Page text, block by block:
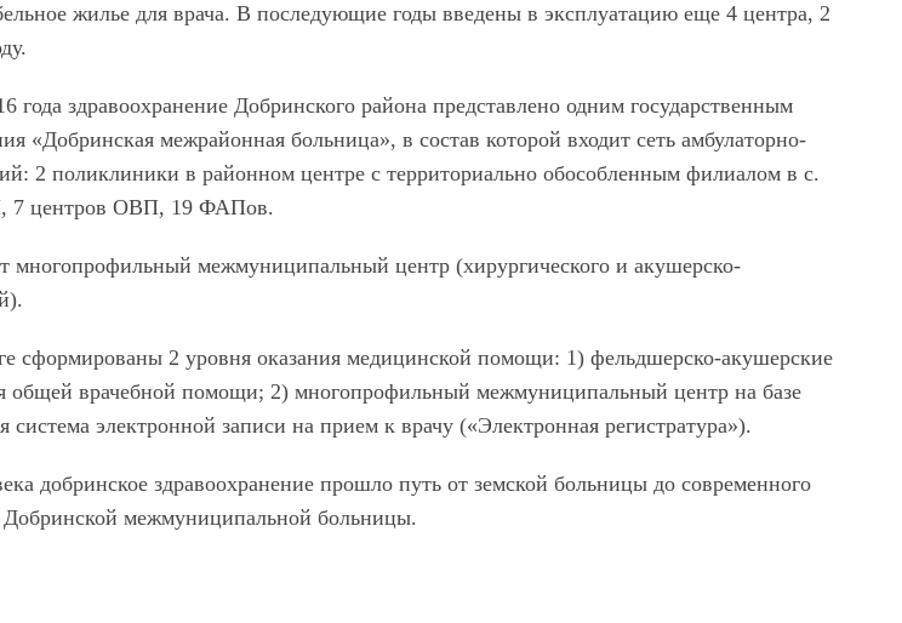
жилье для врача. В последующие годы введены в эксплуатацию еще 4 центра, 2
здравоохранение Добринского района представлено одним государственным
«Добринская межрайонная больница», в состав которой входит сеть амбулаторно-
2 поликлиники в районном центре с территориально обособленным филиалом в с.
7 центров ОВП, 19 ФАПов.
межмуниципальный центр (хирургического и акушерско-
сформированы 2 уровня оказания медицинской помощи: 1) фельдшерско-акушерские
общей врачебной помощи; 2) многопрофильный межмуниципальный центр на базе
электронной записи на прием к врачу («Электронная регистратура»).
добринское здравоохранение прошло путь от земской больницы до современного
межмуниципальной больницы.